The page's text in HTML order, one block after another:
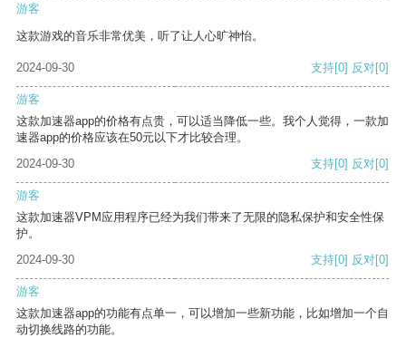
游客
这款游戏的音乐非常优美，听了让人心旷神怡。
2024-09-30 支持[0] 反对[0]
游客
这款加速器app的价格有点贵，可以适当降低一些。我个人觉得，一款加
速器app的价格应该在50元以下才比较合理。
2024-09-30
支持[0] 反对[0]
游客
这款加速器VPM应用程序已经为我们带来了无限的隐私保护和安全性保
护。
2024-09-30
支持[0] 反对[0]
游客
这款加速器app的功能有点单一，可以增加一些新功能，比如增加一个自
动切换线路的功能。